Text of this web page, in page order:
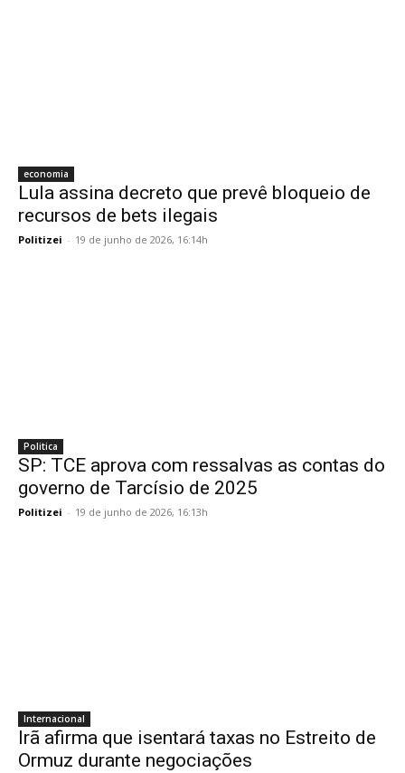
economia
Lula assina decreto que prevê bloqueio de
recursos de bets ilegais
Politizei - 19 de junho de 2026, 16:14h
Politica
SP: TCE aprova com ressalvas as contas do
governo de Tarcísio de 2025
Politizei - 19 de junho de 2026, 16:13h
Internacional
Irã afirma que isentará taxas no Estreito de
Ormuz durante negociações